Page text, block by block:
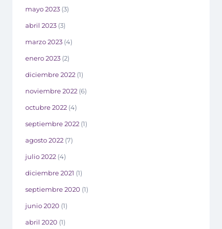
mayo 2023 (3)
abril 2023 (3)
marzo 2023 (4)
enero 2023 (2)
diciembre 2022 (1)
noviembre 2022 (6)
octubre 2022 (4)
septiembre 2022 (1)
agosto 2022 (7)
julio 2022 (4)
diciembre 2021 (1)
septiembre 2020 (1)
junio 2020 (1)
abril 2020 (1)